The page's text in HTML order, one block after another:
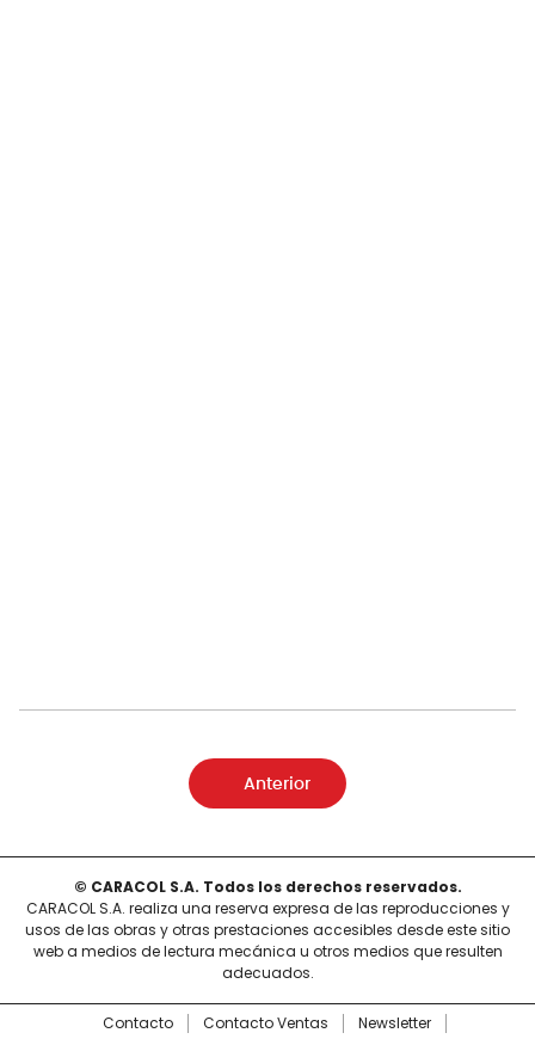
Anterior
© CARACOL S.A. Todos los derechos reservados.
CARACOL S.A. realiza una reserva expresa de las reproducciones y
usos de las obras y otras prestaciones accesibles desde este sitio
web a medios de lectura mecánica u otros medios que resulten
adecuados.
Contacto Contacto Ventas Newsletter